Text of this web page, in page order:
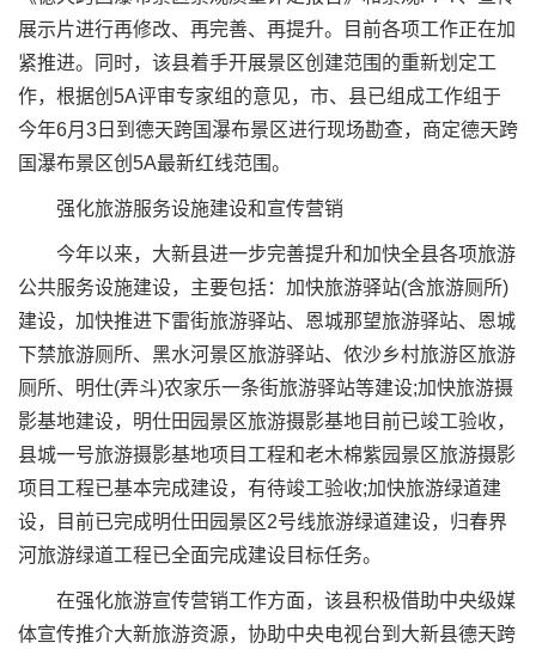
展示片进行再修改、再完善、再提升。目前各项工作正在加
紧推进。同时，该县着手开展景区创建范围的重新划定工
作，根据创5A评审专家组的意见，市、县已组成工作组于
今年6月3日到德天跨国瀑布景区进行现场勘查，商定德天跨
国瀑布景区创5A最新红线范围。
强化旅游服务设施建设和宣传营销
今年以来，大新县进一步完善提升和加快全县各项旅游
公共服务设施建设，主要包括：加快旅游驿站(含旅游厕所)
建设，加快推进下雷街旅游驿站、恩城那望旅游驿站、恩城
下禁旅游厕所、黑水河景区旅游驿站、侬沙乡村旅游区旅游
厕所、明仕(弄斗)农家乐一条街旅游驿站等建设;加快旅游摄
影基地建设，明仕田园景区旅游摄影基地目前已竣工验收，
县城一号旅游摄影基地项目工程和老木棉紫园景区旅游摄影
项目工程已基本完成建设，有待竣工验收;加快旅游绿道建
设，目前已完成明仕田园景区2号线旅游绿道建设，归春界
河旅游绿道工程已全面完成建设目标任务。
在强化旅游宣传营销工作方面，该县积极借助中央级媒
体宣传推介大新旅游资源，协助中央电视台到大新县德天跨